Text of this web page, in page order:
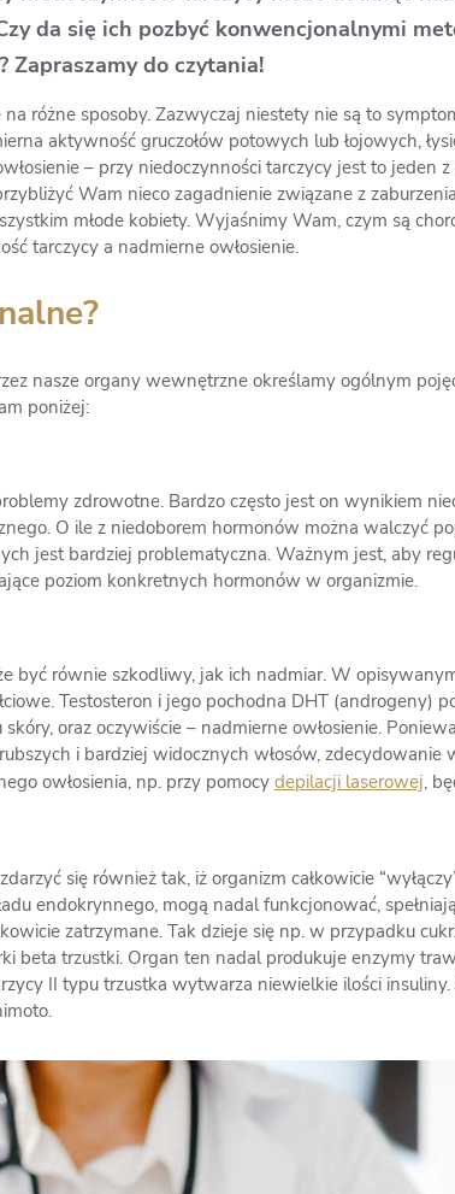
da się ich pozbyć konwencjonalnymi
Zapraszamy do czytania!
różne sposoby. Zazwyczaj niestety nie są to
aktywność gruczołów potowych lub łojowych,
– przy niedoczynności tarczycy jest to
Wam nieco zagadnienie związane z
młode kobiety. Wyjaśnimy Wam, czym są
tarczycy a nadmierne owłosienie.
nasze organy wewnętrzne określamy ogólnym
poniżej:
zdrowotne. Bardzo często jest on wynikiem
O ile z niedoborem hormonów można walczyć
jest bardziej problematyczna. Ważnym jest, aby
poziom konkretnych hormonów w organizmie.
być równie szkodliwy, jak ich nadmiar. W
Testosteron i jego pochodna DHT (androgeny)
oraz oczywiście – nadmierne owłosienie.
i bardziej widocznych włosów,
owłosienia, np. przy pomocy depilacji laserowej,
się również tak, iż organizm całkowicie
endokrynnego, mogą nadal funkcjonować,
zatrzymane. Tak dzieje się np. w przypadku
beta trzustki. Organ ten nadal produkuje enzymy
II typu trzustka wytwarza niewielkie ilości